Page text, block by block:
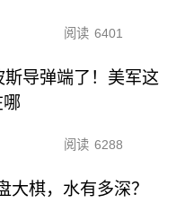
阅读 6401
斯导弹端了！美军这
阅读 6288
大棋，水有多深？